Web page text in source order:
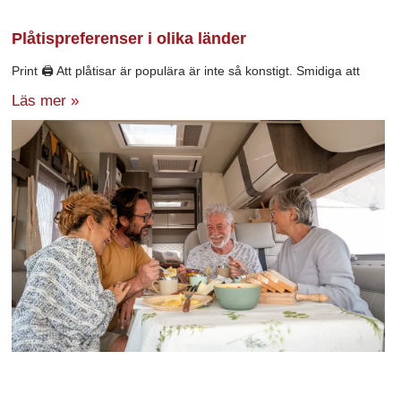
Plåtispreferenser i olika länder
Print 🖨 Att plåtisar är populära är inte så konstigt. Smidiga att
Läs mer »